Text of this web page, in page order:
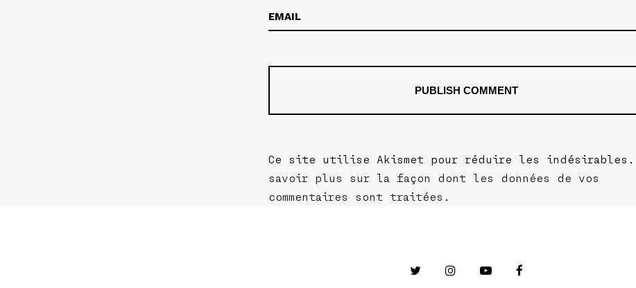
Ce site utilise Akismet pour réduire les indésirables.
savoir plus sur la façon dont les données de vos
commentaires sont traitées